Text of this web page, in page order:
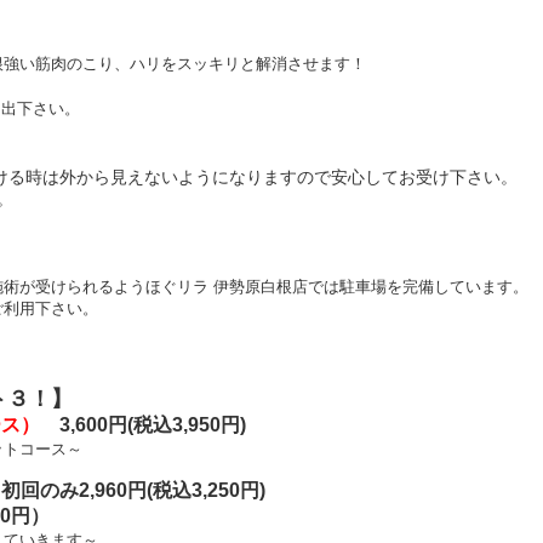
い筋肉のこり、ハリをスッキリと解消させます！
下さい。
時は外から見えないようになりますので安心してお受け下さい。
が受けられるようほぐリラ 伊勢原白根店では駐車場を完備しています。
用下さい。
！】
） 3,600円(税込3,950円)
コース～
のみ2,960円(税込3,250円)
）